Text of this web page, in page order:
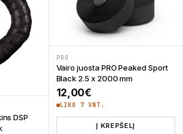
DSP
PRO
Vairo juosta PRO Peaked Sport
Black 2.5 x 2000 mm
12,00€
LIKO 7 VNT.
Į KREPŠELĮ